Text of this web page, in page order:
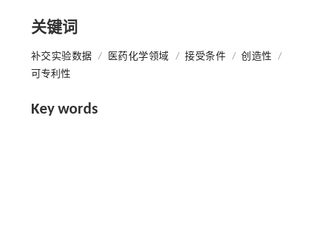
关键词
补交实验数据 / 医药化学领域 / 接受条件 / 创造性
/
可专利性
Key words